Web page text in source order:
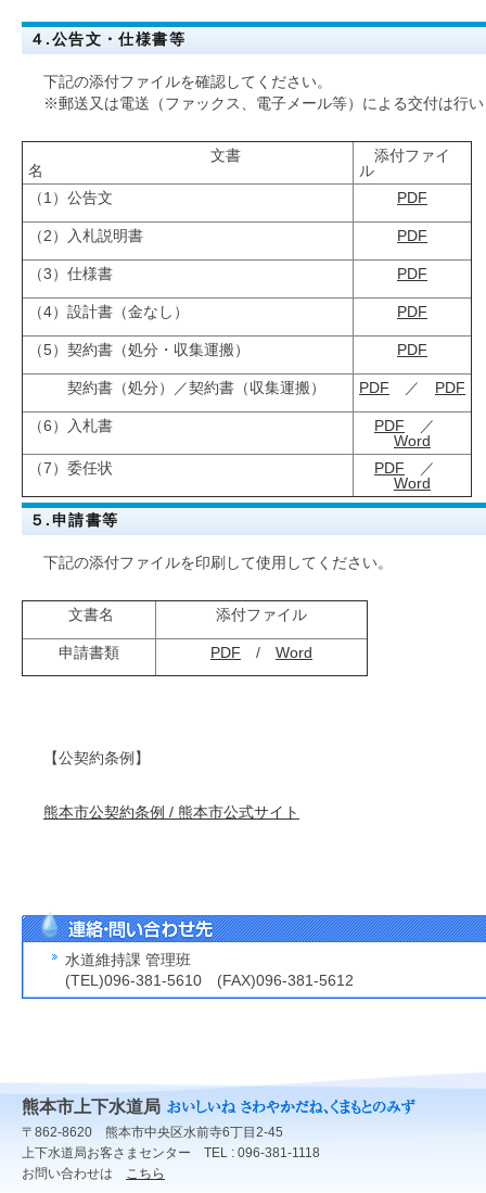
４.公告文・仕様書等
下記の添付ファイルを確認してください。
※郵送又は電送（ファックス、電子メール等）による交付は行
文書
名
添付ファイ
ル
（1）公告文
PDF
（2）入札説明書 PDF
（3）仕様書 PDF
（4）設計書（金なし） PDF
（5）契約書（処分・収集運搬） PDF
契約書（処分）／契約書（収集運搬） PDF ／ PDF
（6）入札書 PDF ／
Word
（7）委任状
PDF ／
Word
５.申請書等
下記の添付ファイルを印刷して使用してください。
文書名 添付ファイル
申請書類 PDF / Word
【公契約条例】
熊本市公契約条例 / 熊本市公式サイト
水道維持課 管理班
(TEL)096-381-5610 (FAX)096-381-5612
熊本市上下水道局
〒862-8620 熊本市中央区水前寺6丁目2-45
上下水道局お客さまセンター TEL : 096-381-1118
お問い合わせは こちら